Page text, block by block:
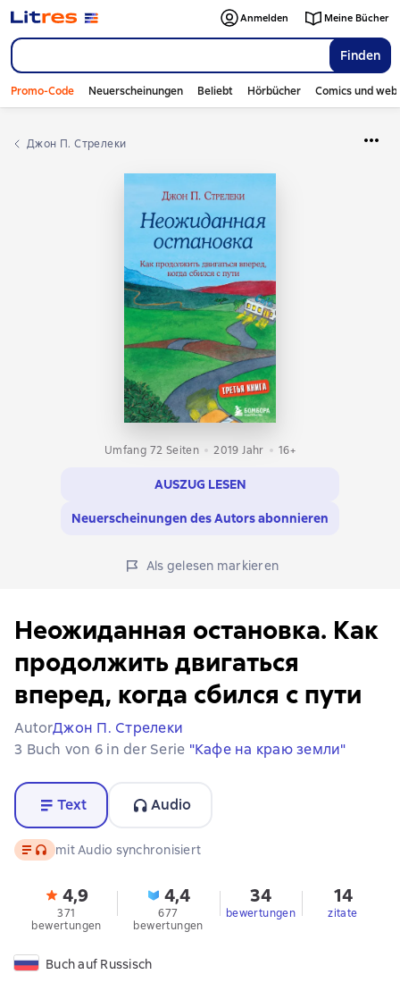
Finden
Anmelden Meine Bücher
Promo-Code Neuerscheinungen Beliebt Hörbücher Comics und
Джон П. Стрелеки
Umfang 72 Seiten 2019 Jahr 16+
AUSZUG LESEN
Neuerscheinungen des Autors abonnieren
Als gelesen markieren
Неожиданная остановка. Как
продолжить двигаться
вперед, когда сбился с пути
AutorДжон П. Стрелеки
3 Buch von 6 in der Serie "Кафе на краю земли"
Text Audio
Text, Audioformat verfügbar
mit Audio synchronisiert
4,9
371
bewertungen
4,4
677
bewertungen
34
bewertungen
14
zitate
Buch auf Russisch